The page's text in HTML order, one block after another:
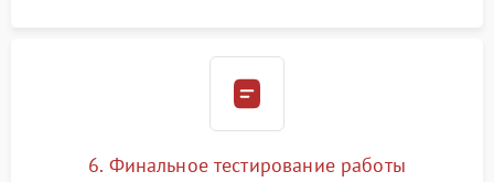
6. Финальное тестирование работы